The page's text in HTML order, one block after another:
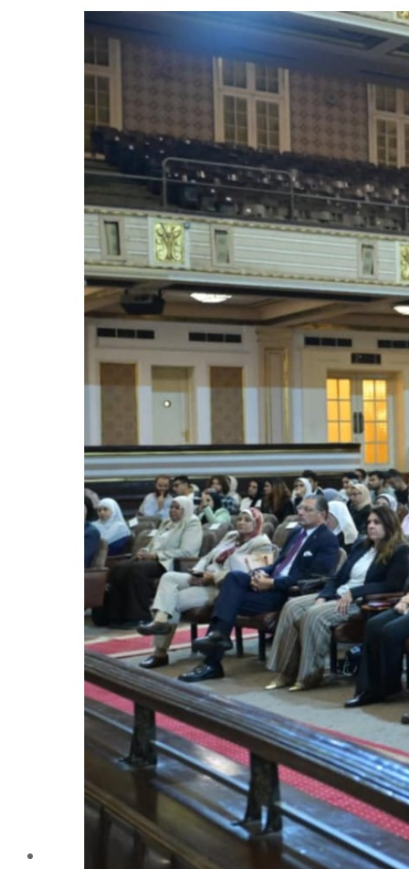
التعليم والطلاب
عن قطاع التعليم والطلاب
مهام القطاع
تقرير قطاع شئون التعليم والطلاب
المصروفات الدراسية المقررة للطلاب المستجدين
مواعيد تقديم الطلاب المستجدين العام الجامعى
2019/2020
شروط قبول الطلاب الوافديين
الإرشاد الأكاديمى
للحصول على البريد الالكترونى للطالب
التدريب الميداني
نادى الطلاب المتفوقين
الدراسات العليا والبحوث والعلاقات الثقافية
عن قطاع الدراسات العليا والبحوث
إدارة العلاقات الثقافية
المصاريف الدراسية لطلاب الدراسات العليا
البرامج الدراسية
الدكتوراة
برنامج الماجستير
برنامج الماجستير المهنى
ماجستير الأدارة المستدامة للأراضى
لوائح برامج الدراسات العليا
(الأوراق المطلوبة للتسجيل (ماجستير/ دكتوراه
التقدم للدراسات العليا إلكترونيا
تسجيل المقررات
شروط قبول الطلاب الوافديين
متطلبات منح درجة الدكتوراة
إيداع الرسائل بالمكتبة المركزية
نماذج البعثات والمهمات العلمية
قواعد كتابة الرسائل العلمية
محطة التجارب و البحوث الزراعية
خدمة المجتمع وتنمية البيئة
تقرير قطاع شئون البيئة و خدمة المجتمع
عن قطاع خدمة المجتمع وتنمية البيئة
الخطة السنوية للقطاع
وحدة الأزمات والكوارث
أنشطة قطاع شئون البيئة و خدمة المجتمع
رعاية الشباب والخريجون